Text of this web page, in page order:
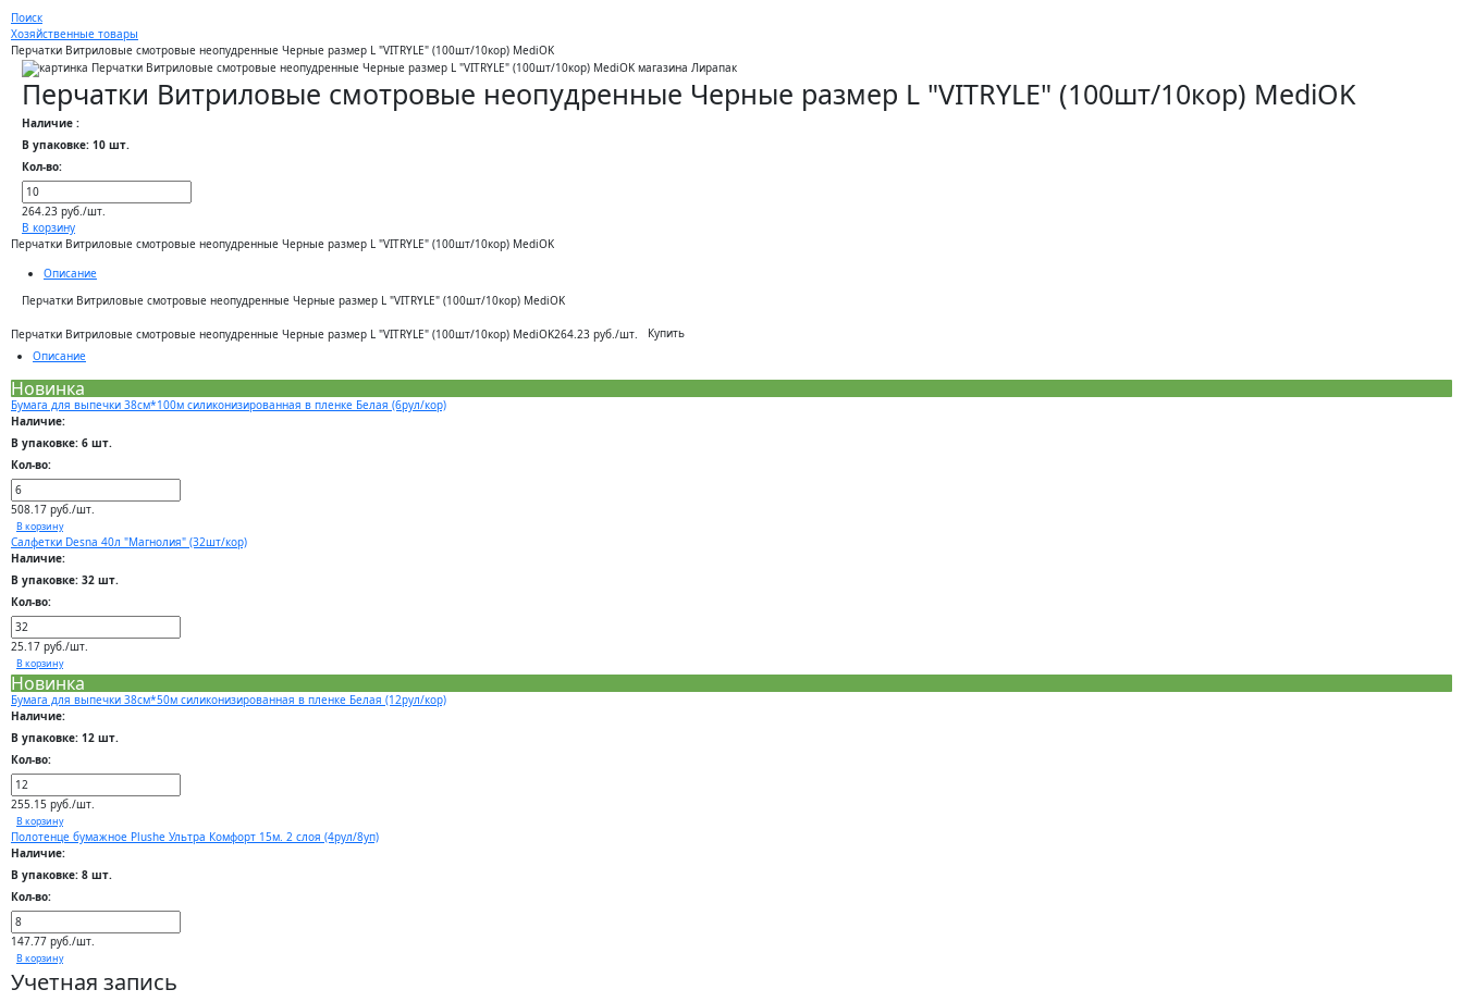
Поиск
Хозяйственные товары
Перчатки Витриловые смотровые неопудренные Черные размер L "VITRYLE" (100шт/10кор) MediOK
Перчатки Витриловые смотровые неопудренные Черные размер L "VITRYLE" (100шт/10кор) MediOK
Наличие :
В упаковке: 10 шт.
Кол-во:
264.23 руб./шт.
В корзину
Перчатки Витриловые смотровые неопудренные Черные размер L "VITRYLE" (100шт/10кор) MediOK
Описание
Перчатки Витриловые смотровые неопудренные Черные размер L "VITRYLE" (100шт/10кор) MediOK
Перчатки Витриловые смотровые неопудренные Черные размер L "VITRYLE" (100шт/10кор) MediOK264.23 руб./шт.
Купить
Описание
Новинка
Бумага для выпечки 38см*100м силиконизированная в пленке Белая (6рул/кор)
Наличие:
В упаковке: 6 шт.
Кол-во:
508.17 руб./шт.
В корзину
Салфетки Desna 40л "Магнолия" (32шт/кор)
Наличие:
В упаковке: 32 шт.
Кол-во:
25.17 руб./шт.
В корзину
Новинка
Бумага для выпечки 38см*50м силиконизированная в пленке Белая (12рул/кор)
Наличие:
В упаковке: 12 шт.
Кол-во:
255.15 руб./шт.
В корзину
Полотенце бумажное Plushe Ультра Комфорт 15м. 2 слоя (4рул/8уп)
Наличие:
В упаковке: 8 шт.
Кол-во:
147.77 руб./шт.
В корзину
Учетная запись